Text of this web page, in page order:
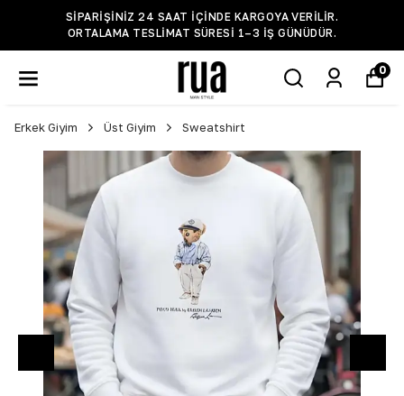
SIPARIŞINIZ 24 SAAT IÇINDE KARGOYA VERILIR.
ORTALAMA TESLIMAT SÜRESI 1–3 IŞ GÜNÜDÜR.
0
Erkek Giyim Üst Giyim Sweatshirt